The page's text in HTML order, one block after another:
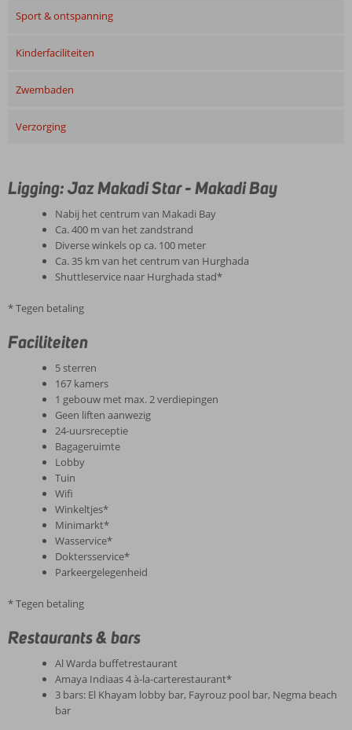
Sport & ontspanning
Kinderfaciliteiten
Zwembaden
Verzorging
Ligging: Jaz Makadi Star - Makadi Bay
Nabij het centrum van Makadi Bay
Ca. 400 m van het zandstrand
Diverse winkels op ca. 100 meter
Ca. 35 km van het centrum van Hurghada
Shuttleservice naar Hurghada stad*
* Tegen betaling
Faciliteiten
5 sterren
167 kamers
1 gebouw met max. 2 verdiepingen
Geen liften aanwezig
24-uursreceptie
Bagageruimte
Lobby
Tuin
Wifi
Winkeltjes*
Minimarkt*
Wasservice*
Doktersservice*
Parkeergelegenheid
* Tegen betaling
Restaurants & bars
Al Warda buffetrestaurant
Amaya Indiaas 4 à-la-carterestaurant*
3 bars: El Khayam lobby bar, Fayrouz pool bar, Negma beach
bar